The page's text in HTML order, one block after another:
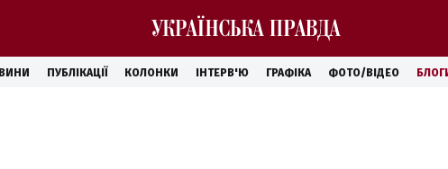
ПУБЛІКАЦІЇ КОЛОНКИ ІНТЕРВ'Ю ГРАФІКА ФОТО/ВІДЕО